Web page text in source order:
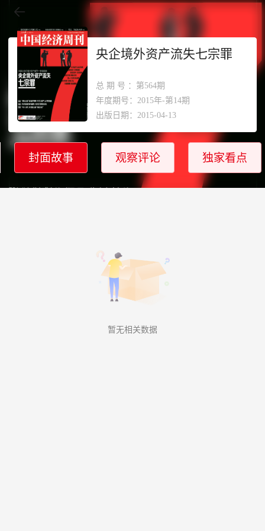
央企境外资产流失七宗罪
总期号 ：第564期
年度期号：2015年-第14期
出版日期：2015-04-13
封面故事 观察评论 独家看点
暂无相关数据